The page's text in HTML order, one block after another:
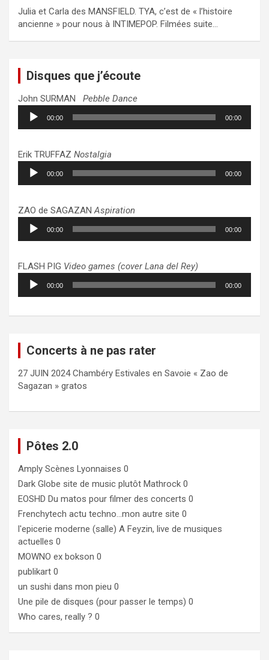
Julia et Carla des MANSFIELD. TYA, c’est de « l’histoire
ancienne » pour nous à INTIMEPOP. Filmées suite…
Disques que j’écoute
John SURMAN Pebble Dance
Lecteur
audio
00:00 00:00
Erik TRUFFAZ Nostalgia
Lecteur
audio
00:00 00:00
ZAO de SAGAZANAspiration
Lecteur
audio
00:00 00:00
FLASH PIG Video games (cover Lana del Rey)
Lecteur
audio
00:00 00:00
Concerts à ne pas rater
27 JUIN 2024 Chambéry Estivales en Savoie « Zao de
Sagazan » gratos
Pôtes 2.0
Amply Scènes Lyonnaises 0
Dark Globe site de music plutôt Mathrock 0
EOSHD Du matos pour filmer des concerts 0
Frenchytech actu techno…mon autre site 0
l'epicerie moderne (salle) A Feyzin, live de musiques
actuelles 0
MOWNO ex bokson 0
publikart 0
un sushi dans mon pieu 0
Une pile de disques (pour passer le temps) 0
Who cares, really ? 0